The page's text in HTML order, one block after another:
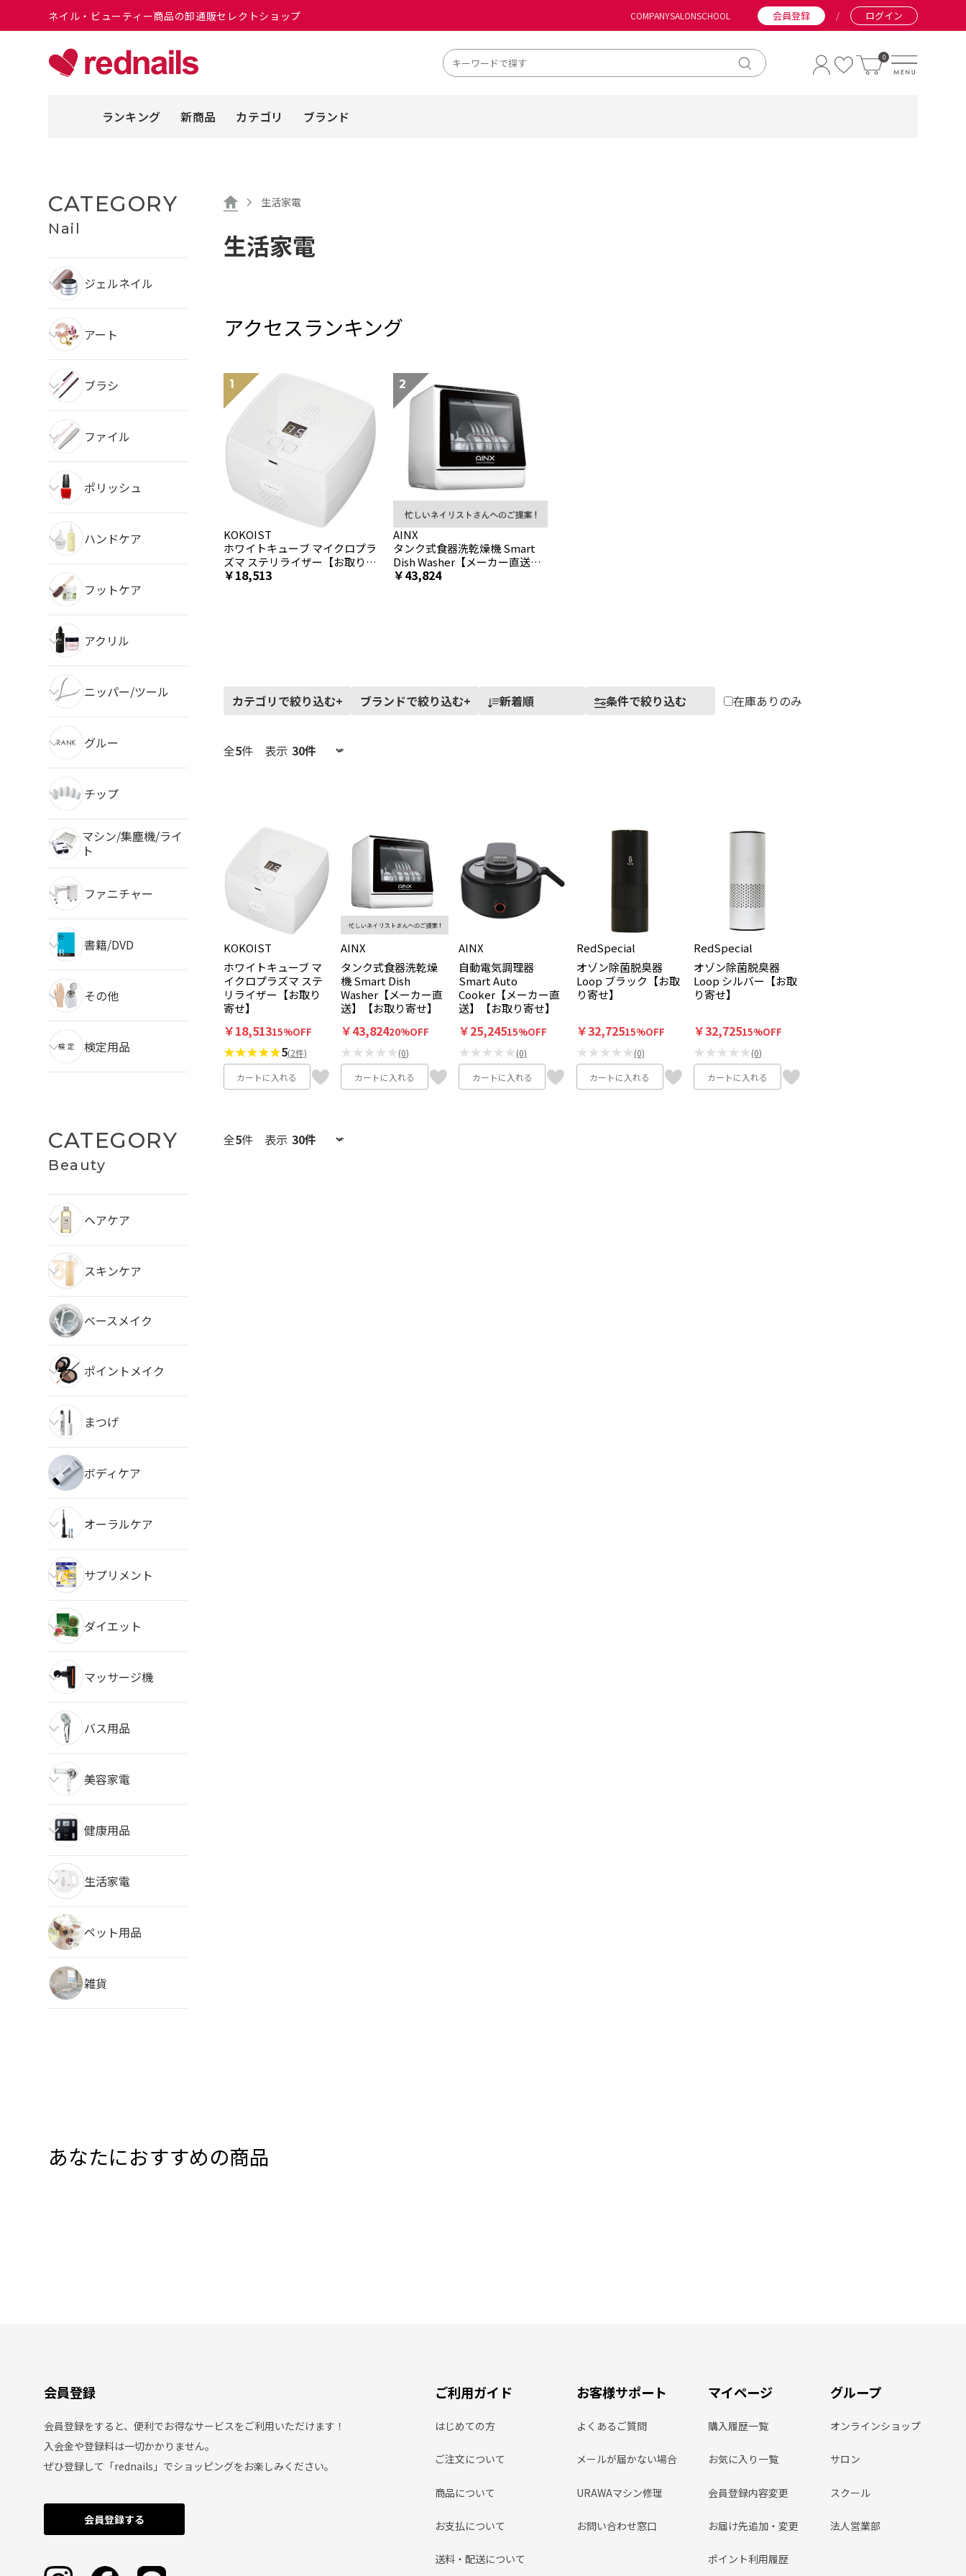
ネイル・ビューティー商品の卸通販セレクトショップ COMPANYSALONSCHOOL 会員登録 / ログイン
0
ランキング 新商品 カテゴリ ブランド
CATEGORY
Nail
ジェルネイル
アート
ブラシ
ファイル
ポリッシュ
ハンドケア
フットケア
アクリル
ニッパー/ツール
グルー
チップ
マシン/集塵機/ライ
ト
ファニチャー
書籍/DVD
その他
検定用品
CATEGORY
Beauty
ヘアケア
スキンケア
ベースメイク
ポイントメイク
まつげ
ボディケア
オーラルケア
サプリメント
ダイエット
マッサージ機
バス用品
美容家電
健康用品
生活家電
ペット用品
雑貨
生活家電
生活家電
アクセスランキング
KOKOIST
ホワイトキューブ マイクロプラ
ズマ ステリライザー【お取り寄
せ】18,513
AINX
タンク式食器洗乾燥機 Smart
Dish Washer【メーカー直送】
【お取り寄せ】
43,824
カテゴリで絞り込む+ ブランドで絞り込む+ 新着順 条件で絞り込む 在庫ありのみ
全5件表示
KOKOIST
ホワイトキューブ マ
イクロプラズマ ステ
リライザー【お取り
寄せ】
￥18,51315%OFF
★★★★★5(2件)
カートに入れる
AINX
タンク式食器洗乾燥
機 Smart Dish
Washer【メーカー直
送】【お取り寄せ】
￥43,82420%OFF
★★★★★(0)
カートに入れる
AINX
自動電気調理器
Smart Auto
Cooker【メーカー直
送】【お取り寄せ】
￥25,24515%OFF
★★★★★(0)
カートに入れる
RedSpecial
オゾン除菌脱臭器
Loop ブラック【お取
り寄せ】
￥32,72515%OFF
★★★★★(0)
カートに入れる
RedSpecial
オゾン除菌脱臭器
Loop シルバー【お取
り寄せ】
￥32,72515%OFF
★★★★★(0)
カートに入れる
全5件表示
あなたにおすすめの商品
会員登録
会員登録をすると、便利でお得なサービスをご利用いただけます！
入会金や登録料は一切かかりません。
ぜひ登録して「rednails」でショッピングをお楽しみください。
会員登録する
ご利用ガイド
はじめての方
ご注文について
商品について
お支払について
送料・配送について
お客様サポート
よくあるご質問
メールが届かない場合
URAWAマシン修理
お問い合わせ窓口
マイページ
購入履歴一覧
お気に入り一覧
会員登録内容変更
お届け先追加・変更
ポイント利用履歴
グループ
オンラインショップ
サロン
スクール
法人営業部